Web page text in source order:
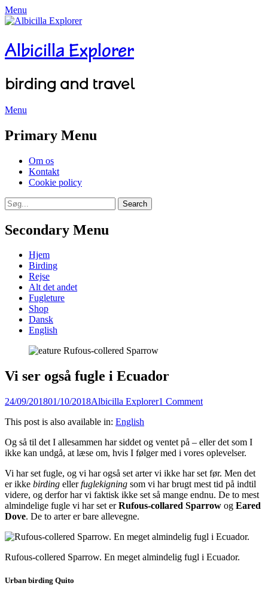
Menu
Albicilla Explorer
birding and travel
Menu
Primary Menu
Skip
content
Om os
Kontakt
Cookie policy
Search
Search
for:
Secondary Menu
Skip
content
Hjem
Birding
Rejse
Alt det andet
Fugleture
Shop
Dansk
English
Vi ser også fugle i Ecuador
Posted
24/09/201801/10/2018Author
Albicilla Explorer1 Comment
This post is also available in: English
Og så til det I allesammen har siddet og ventet på – eller det som I
ikke kan undgå, at læse om, hvis I følger med i vores oplevelser.
Vi har set fugle, og vi har også set arter vi ikke har set før. Men det
er ikke birding ellerfuglekigning som vi har brugt mest tid på indtil
videre, og derfor har vi faktisk ikke set så mange endnu. De to mest
almindelige fugle vi har set erRufous-collared Sparrow og Eared
Dove. De to arter er bare allevegne.
Rufous-collered Sparrow. En meget almindelig fugl i Ecuador.
Urban birding Quito